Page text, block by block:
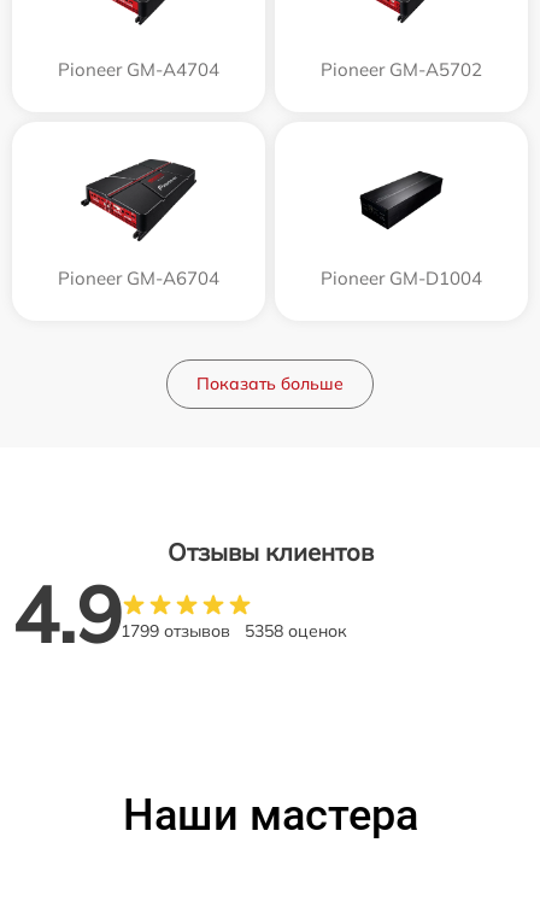
Pioneer GM-A4704 Pioneer GM-A5702
Pioneer GM-A6704 Pioneer GM-D1004
Показать больше
Отзывы клиентов
4.91799 отзывов 5358 оценок
Наши мастера